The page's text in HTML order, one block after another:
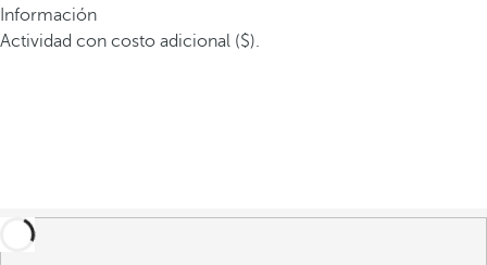
Información
Actividad con costo adicional ($).